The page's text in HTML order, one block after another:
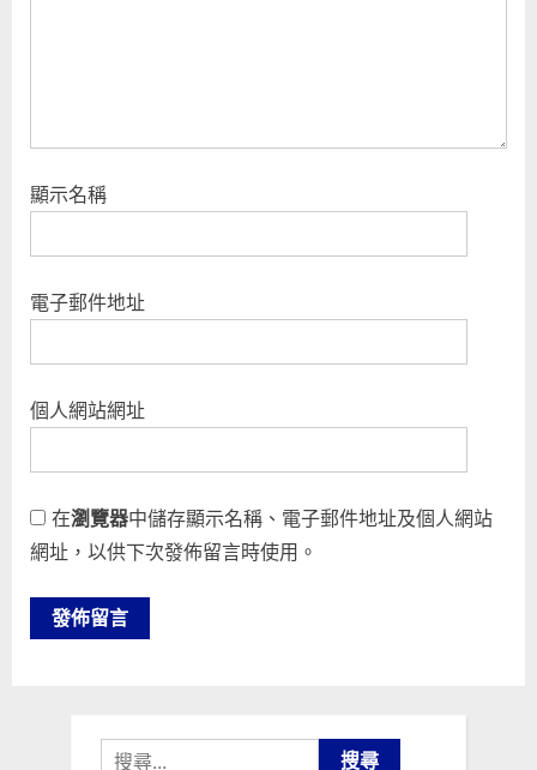
顯示名稱
電子郵件地址
個人網站網址
在瀏覽器中儲存顯示名稱、電子郵件地址及個人網站
網址，以供下次發佈留言時使用。
搜